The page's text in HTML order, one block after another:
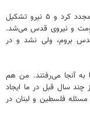
بعد از جنگ، سپاه ساختار خودش را یک سازماندهی مجدد کرد و ۵ نیرو تشکیل
و نیروی قدس می‌شد.
بروم، ولی نشد و در
به آنجا می‌رفتند. من هم
سال قبل در ما ایجاد
علاقه نسبت به مسئله فلسطین و لبنان در